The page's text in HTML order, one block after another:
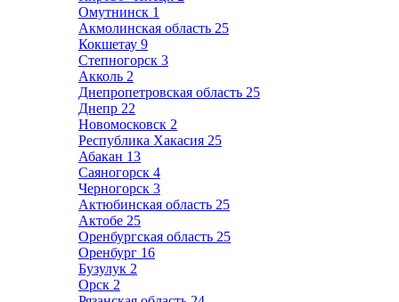
Омутнинск 1
Акмолинская область 25
Кокшетау 9
Степногорск 3
Акколь 2
Днепропетровская область 25
Днепр 22
Новомосковск 2
Республика Хакасия 25
Абакан 13
Саяногорск 4
Черногорск 3
Актюбинская область 25
Актобе 25
Оренбургская область 25
Оренбург 16
Бузулук 2
Орск 2